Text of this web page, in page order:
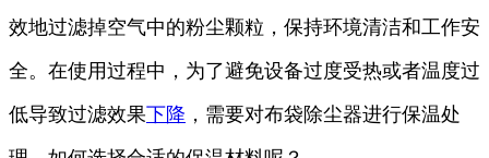
效地过滤掉空气中的粉尘颗粒，保持环境清洁和工作安
全。在使用过程中，为了避免设备过度受热或者温度过
低导致过滤效果下降 ，需要对布袋除尘器进行保温处